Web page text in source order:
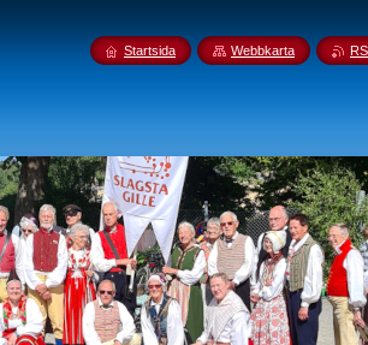
Startsida Webbkarta